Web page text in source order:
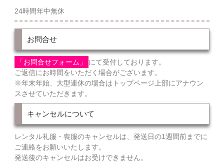
24時間年中無休
お問合せ
「お問合せフォーム」
にて受付しております。
ご返信にお時間をいただく場合がございます。
※年末年始、大型連休の場合はトップページ上部にアナウン
スさせていただきます。
キャンセルについて
レンタル礼服・喪服のキャンセルは、発送日の1週間前までに
ご連絡をお願いいたします。
発送後のキャンセルはお受けできません。